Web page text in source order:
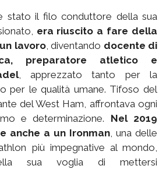
stato il filo conduttore della sua
era riuscito a fare della
lavoro, diventando docente di
preparatore atletico e
, apprezzato tanto per la
per le qualità umane. Tifoso del
del West Ham, affrontava ogni
e determinazione. Nel 2019
anche a un Ironman, una delle
più impegnative al mondo,
sua voglia di mettersi